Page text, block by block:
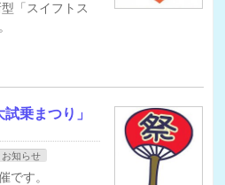
「スイフトス
乗まつり」
お知らせ
です。